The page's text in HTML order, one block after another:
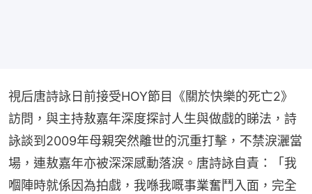
視后唐詩詠日前接受HOY節目《關於快樂的死亡2》
訪問，與主持敖嘉年深度探討人生與做戲的睇法，詩
詠談到2009年母親突然離世的沉重打擊，不禁淚灑當
場，連敖嘉年亦被深深感動落淚。唐詩詠自責：「我
嗰陣時就係因為拍戲，我喺我嘅事業奮鬥入面，完全